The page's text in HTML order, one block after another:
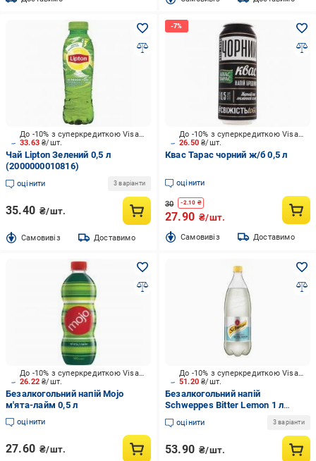
33.63₴/шт.
До -10% з суперкредиткою Visa Вигода
Чай Lipton Зелений 0,5 л
(2000000010816)
оцінити 3 варіанти
35.40 ₴/шт.
Cамовивіз Доставимо
26.50₴/шт.
До -10% з суперкредиткою Visa Вигода
Квас Тарас чорний ж/б 0,5 л
оцінити
30 -2.10 ₴
27.90 ₴/шт.
Cамовивіз Доставимо
26.22₴/шт.
До -10% з суперкредиткою Visa Вигода
Безалкогольний напій Mojo
м'ята-лайм 0,5 л
оцінити
27.60 ₴/шт.
51.20₴/шт.
До -10% з суперкредиткою Visa Вигода
Безалкогольний напій
Schweppes Bitter Lemon 1 л
(5449000044839)
оцінити 3 варіанти
53.90 ₴/шт.